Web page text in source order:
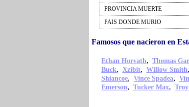
PROVINCIA MUERTE
PAIS DONDE MURIO
Famosos que nacieron en
Ethan Horvath, Thomas
Buck, Xzibit, Willow Smith,
Shiancoe, Vince Spadea,
Emerson, Tucker Max,